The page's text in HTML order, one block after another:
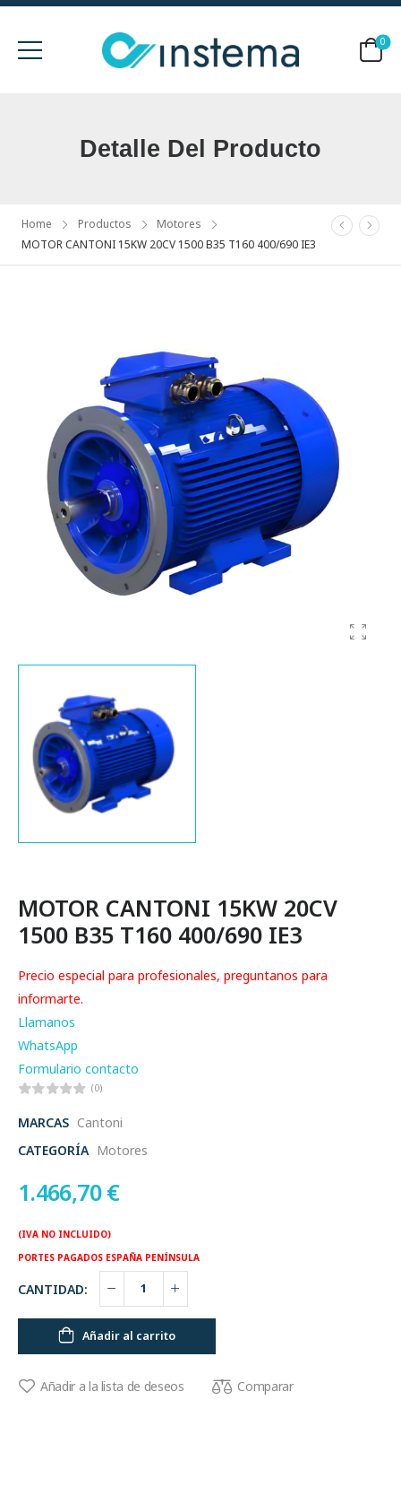
0
Detalle Del Producto
Home Productos
Motores
MOTOR CANTONI 15KW 20CV 1500 B35 T160 400/690 IE3
MOTOR CANTONI 15KW 20CV
1500 B35 T160 400/690 IE3
Precio especial para profesionales, preguntanos para
informarte.
Llamanos
WhatsApp
Formulario contacto
(0)
MARCAS Cantoni
CATEGORÍA Motores
1.466,70€
(IVA NO INCLUIDO)
PORTES PAGADOS ESPAÑA PENÍNSULA
CANTIDAD:
Añadir al carrito
Añadir a la lista de deseos Comparar